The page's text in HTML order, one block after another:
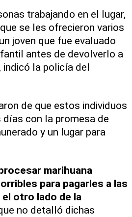
trabajando en el lugar,
se les ofrecieron varios
joven que fue evaluado
antes de devolverlo a
indicó la policía del
de que estos individuos
días con la promesa de
y un lugar para
marihuana
para pagarles a las
otro lado de la
no detalló dichas